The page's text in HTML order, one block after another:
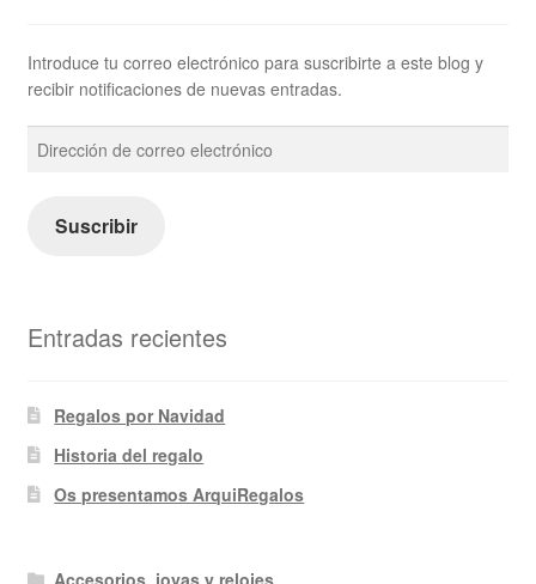
Introduce tu correo electrónico para suscribirte a este blog y
recibir notificaciones de nuevas entradas.
de
electrónico
Suscribir
Entradas recientes
Regalos por Navidad
Historia del regalo
Os presentamos ArquiRegalos